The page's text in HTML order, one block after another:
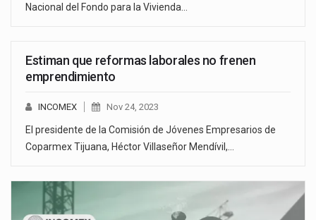
Nacional del Fondo para la Vivienda…
Estiman que reformas laborales no frenen
emprendimiento
INCOMEX Nov 24, 2023
El presidente de la Comisión de Jóvenes Empresarios de
Coparmex Tijuana, Héctor Villaseñor Mendívil,…